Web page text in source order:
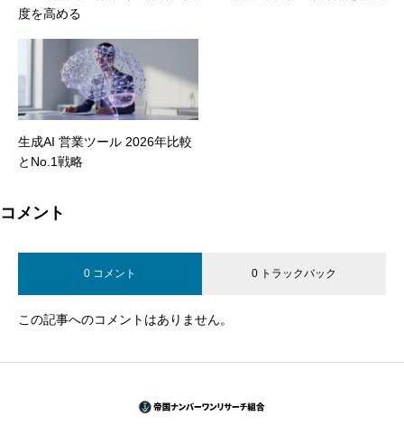
度を高める
生成AI 営業ツール 2026年比較
とNo.1戦略
コメント
0 コメント 0 トラックバック
この記事へのコメントはありません。